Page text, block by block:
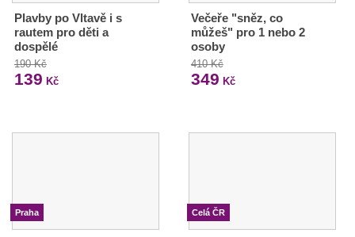
Plavby po Vltavě i s
rautem pro děti a
dospělé
190 Kč
139 Kč
Večeře "sněz, co
můžeš" pro 1 nebo 2
osoby
410 Kč
349 Kč
Praha Celá ČR